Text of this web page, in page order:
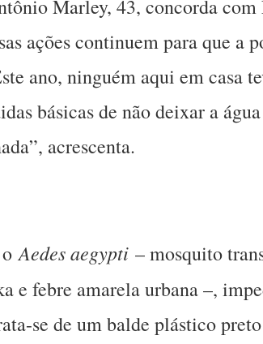
Marley, 43, concorda
ações continuem para que a
ano, ninguém aqui em casa
básicas de não deixar a
acrescenta.
oAedes aegypti – mosquito
e febre amarela urbana –,
se de um balde plástico